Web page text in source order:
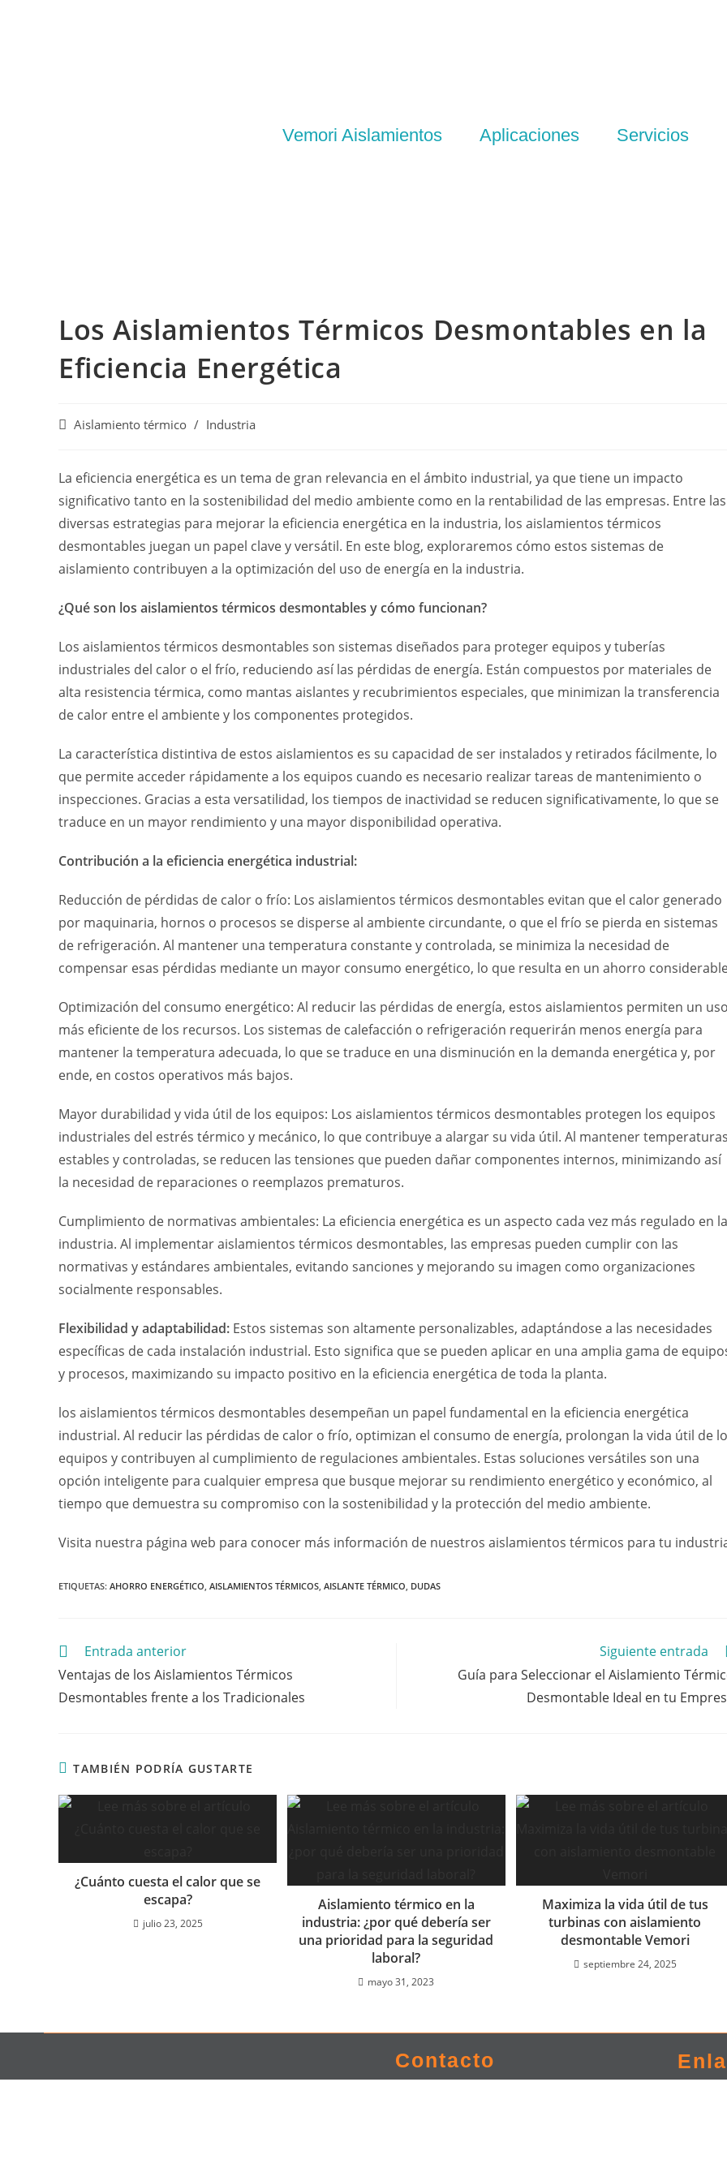
Vemori Aislamientos Aplicaciones Servicios
Los Aislamientos Térmicos Desmontables en la
Eficiencia Energética
Aislamiento térmico / Industria
La eficiencia energética es un tema de gran relevancia en el ámbito industrial, ya que tiene un impacto
significativo tanto en la sostenibilidad del medio ambiente como en la rentabilidad de las empresas. Entre las
diversas estrategias para mejorar la eficiencia energética en la industria, los aislamientos térmicos
desmontables juegan un papel clave y versátil. En este blog, exploraremos cómo estos sistemas de
aislamiento contribuyen a la optimización del uso de energía en la industria.
¿Qué son los aislamientos térmicos desmontables y cómo funcionan?
Los aislamientos térmicos desmontables son sistemas diseñados para proteger equipos y tuberías
industriales del calor o el frío, reduciendo así las pérdidas de energía. Están compuestos por materiales de
alta resistencia térmica, como mantas aislantes y recubrimientos especiales, que minimizan la transferencia
de calor entre el ambiente y los componentes protegidos.
La característica distintiva de estos aislamientos es su capacidad de ser instalados y retirados fácilmente, lo
que permite acceder rápidamente a los equipos cuando es necesario realizar tareas de mantenimiento o
inspecciones. Gracias a esta versatilidad, los tiempos de inactividad se reducen significativamente, lo que se
traduce en un mayor rendimiento y una mayor disponibilidad operativa.
Contribución a la eficiencia energética industrial:
Reducción de pérdidas de calor o frío: Los aislamientos térmicos desmontables evitan que el calor generado
por maquinaria, hornos o procesos se disperse al ambiente circundante, o que el frío se pierda en sistemas
de refrigeración. Al mantener una temperatura constante y controlada, se minimiza la necesidad de
compensar esas pérdidas mediante un mayor consumo energético, lo que resulta en un ahorro
Optimización del consumo energético: Al reducir las pérdidas de energía, estos aislamientos permiten un uso
más eficiente de los recursos. Los sistemas de calefacción o refrigeración requerirán menos energía para
mantener la temperatura adecuada, lo que se traduce en una disminución en la demanda energética y, por
ende, en costos operativos más bajos.
Mayor durabilidad y vida útil de los equipos: Los aislamientos térmicos desmontables protegen los equipos
industriales del estrés térmico y mecánico, lo que contribuye a alargar su vida útil. Al mantener temperaturas
estables y controladas, se reducen las tensiones que pueden dañar componentes internos, minimizando así
la necesidad de reparaciones o reemplazos prematuros.
Cumplimiento de normativas ambientales: La eficiencia energética es un aspecto cada vez más regulado en la
industria. Al implementar aislamientos térmicos desmontables, las empresas pueden cumplir con las
normativas y estándares ambientales, evitando sanciones y mejorando su imagen como organizaciones
socialmente responsables.
Flexibilidad y adaptabilidad: Estos sistemas son altamente personalizables, adaptándose a las necesidades
específicas de cada instalación industrial. Esto significa que se pueden aplicar en una amplia gama de
y procesos, maximizando su impacto positivo en la eficiencia energética de toda la planta.
los aislamientos térmicos desmontables desempeñan un papel fundamental en la eficiencia energética
industrial. Al reducir las pérdidas de calor o frío, optimizan el consumo de energía, prolongan la vida útil de
equipos y contribuyen al cumplimiento de regulaciones ambientales. Estas soluciones versátiles son una
opción inteligente para cualquier empresa que busque mejorar su rendimiento energético y económico, al
tiempo que demuestra su compromiso con la sostenibilidad y la protección del medio ambiente.
Visita nuestra página web para conocer más información de nuestros aislamientos térmicos para tu
ETIQUETAS: AHORRO ENERGÉTICO, AISLAMIENTOS TÉRMICOS, AISLANTE TÉRMICO, DUDAS
Entrada anterior
Ventajas de los Aislamientos Térmicos
Desmontables frente a los Tradicionales
Siguiente entrada
Guía para Seleccionar el Aislamiento
Desmontable Ideal en tu
TAMBIÉN PODRÍA GUSTARTE
¿Cuánto cuesta el calor que se
escapa?
julio 23, 2025
Aislamiento térmico en la
industria: ¿por qué debería ser
una prioridad para la seguridad
laboral?
mayo 31, 2023
Maximiza la vida útil de tus
turbinas con aislamiento
desmontable Vemori
septiembre 24, 2025
Contacto